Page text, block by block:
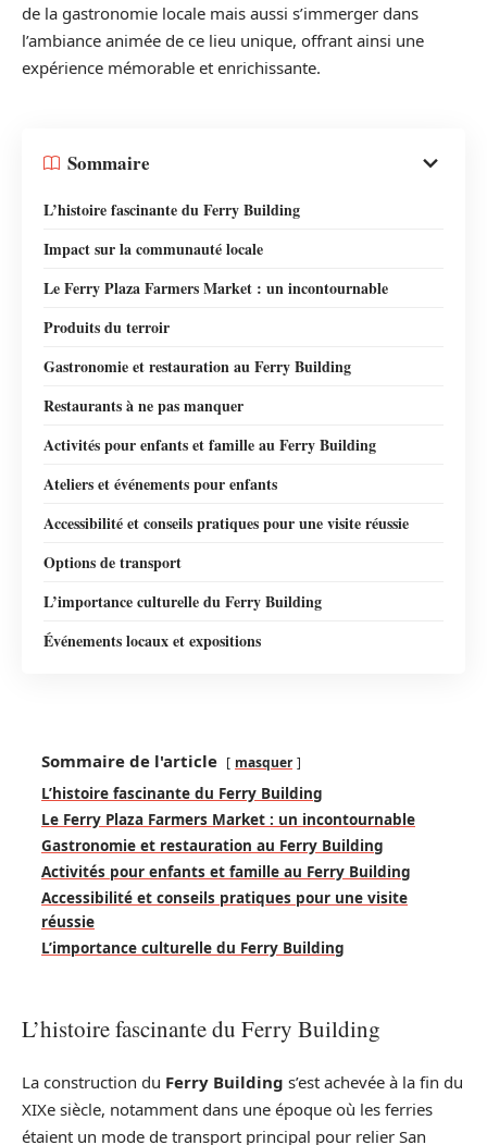
de la gastronomie locale mais aussi s’immerger dans
l’ambiance animée de ce lieu unique, offrant ainsi une
expérience mémorable et enrichissante.
Sommaire
L’histoire fascinante du Ferry Building
Impact sur la communauté locale
Le Ferry Plaza Farmers Market : un incontournable
Produits du terroir
Gastronomie et restauration au Ferry Building
Restaurants à ne pas manquer
Activités pour enfants et famille au Ferry Building
Ateliers et événements pour enfants
Accessibilité et conseils pratiques pour une visite réussie
Options de transport
L’importance culturelle du Ferry Building
Événements locaux et expositions
Sommaire de l'article masquer
L’histoire fascinante du Ferry Building
Le Ferry Plaza Farmers Market : un incontournable
Gastronomie et restauration au Ferry Building
Activités pour enfants et famille au Ferry Building
Accessibilité et conseils pratiques pour une visite
réussie
L’importance culturelle du Ferry Building
L’histoire fascinante du Ferry Building
La construction du Ferry Building s’est achevée à la fin du
XIXe siècle, notamment dans une époque où les ferries
étaient un mode de transport principal pour relier San